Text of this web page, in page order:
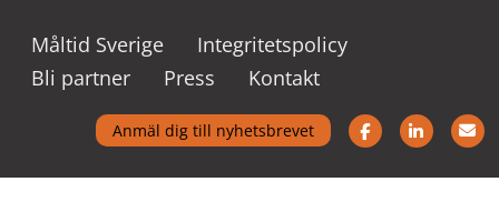
Måltid Sverige
Integritetspolicy
Bli partner
Press Kontakt
Anmäl dig till nyhetsbrevet Följ oss på
Följ